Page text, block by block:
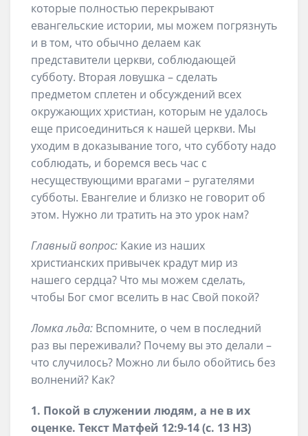
которые полностью перекрывают
евангельские истории, мы можем погрязнуть
и в том, что обычно делаем как
представители церкви, соблюдающей
субботу. Вторая ловушка – сделать
предметом сплетен и обсуждений всех
окружающих христиан, которым не удалось
еще присоединиться к нашей церкви. Мы
уходим в доказывание того, что субботу надо
соблюдать, и боремся весь час с
несуществующими врагами – ругателями
субботы. Евангелие и близко не говорит об
этом. Нужно ли тратить на это урок нам?
Главный вопрос: Какие из наших
христианских привычек крадут мир из
нашего сердца? Что мы можем сделать,
чтобы Бог смог вселить в нас Свой покой?
Ломка льда: Вспомните, о чем в последний
раз вы переживали? Почему вы это делали –
что случилось? Можно ли было обойтись без
волнений? Как?
1. Покой в служении людям, а не в их
оценке. Текст Матфей 12:9-14 (с. 13 НЗ)